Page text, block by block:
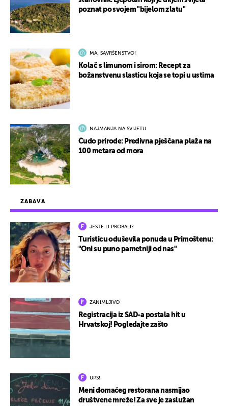
ZABAVA
JESTE LI PROBALI?
Turisticu oduševila ponuda u Primoštenu:
"Oni su puno pametniji od nas"
ZANIMLJIVO
Registracija iz SAD-a postala hit u
Hrvatskoj! Pogledajte zašto
UPS!
Meni domaćeg restorana nasmijao
društvene mreže! Za sve je zaslužan
poznat po svojem "bijelom zlatu"
MA, SAVRŠENSTVO!
Kolač s limunom i sirom: Recept za
božanstvenu slasticu koja se topi u ustima
NAJMANJA NA SVIJETU
Čudo prirode: Predivna pješčana plaža na
100 metara od mora